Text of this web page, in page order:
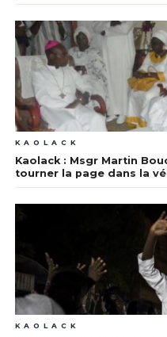
KAOLACK
Kaolack : Msgr Martin
tourner la page dans la
KAOLACK